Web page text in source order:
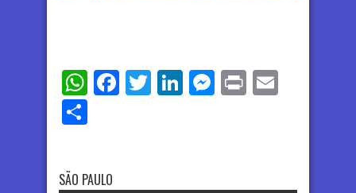
WhatsApp
Facebook
Twitter
LinkedIn
Messenger
Print
SÃO PAULO